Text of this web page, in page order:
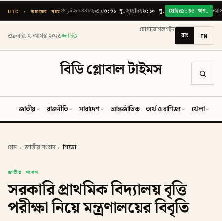
UTC · নামাজের সময় ২৪ صَفَر ১৪৪৮ফজর৩:৩১ পূ.সূর্যোদয়৬:১০ পূ. যোহর১:৪৫ অপ.
শুক্রবার, ৭ আগস্ট ২০২৬ লাইভ
যোগাযোগলগইন
বাং EN
বিডি গ্লোবাল টাইমস
জাতীয় রাজনীতি সারাদেশ আন্তর্জাতিক অর্থ ও বাণিজ্য খেলা
হোম › জাতীয় সংবাদ › শিক্ষা
জাতীয় সংবাদ
সরকারি প্রাথমিক বিদ্যালয় বৃত্তি
পরীক্ষা নিয়ে মন্ত্রণালয়ের বিবৃতি